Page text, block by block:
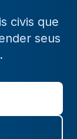
civis que
seus